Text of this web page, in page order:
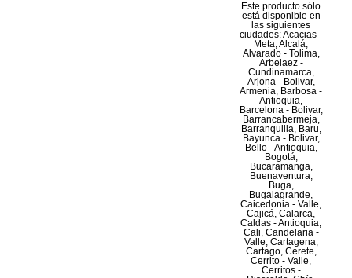
Este producto sólo
está disponible en
las siguientes
ciudades: Acacias -
Meta, Alcalá,
Alvarado - Tolima,
Arbelaez -
Cundinamarca,
Arjona - Bolivar,
Armenia, Barbosa -
Antioquia,
Barcelona - Bolivar,
Barrancabermeja,
Barranquilla, Baru,
Bayunca - Bolivar,
Bello - Antioquia,
Bogotá,
Bucaramanga,
Buenaventura,
Buga,
Bugalagrande,
Caicedonia - Valle,
Cajicá, Calarca,
Caldas - Antioquia,
Cali, Candelaria -
Valle, Cartagena,
Cartago, Cerete,
Cerrito - Valle,
Cerritos -